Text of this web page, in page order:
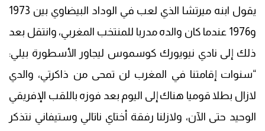
يقول ابنه ميرتشا الذي لعب في الوداد البيضاوي بين 1973
و1976 عندما كان والده مدربا للمنتخب المغربي، وانتقل بعد
ذلك إلى نادي نيويورك كوسموس ليجاور الأسطورة بيلي:
“سنوات إقامتنا في المغرب لن تمحى من ذاكرتي، والدي
لازال بطلا قوميا هناك إلى اليوم بعد فوزه باللقب الإفريقي
الوحيد حتى الآن، ولازلنا رفقة أختاي ناتالي وستيفاني نتذكر